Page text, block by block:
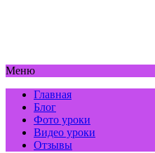
Меню
Главная
Блог
Фото уроки
Видео уроки
Отзывы